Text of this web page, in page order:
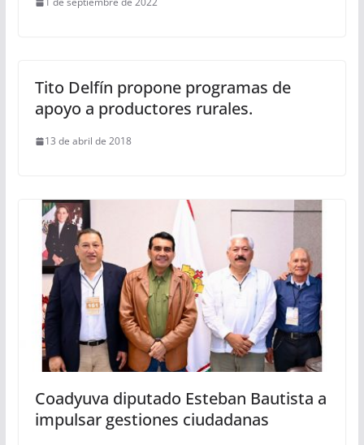
Tito Delfín propone programas de
apoyo a productores rurales.
13 de abril de 2018
Coadyuva diputado Esteban Bautista a
impulsar gestiones ciudadanas